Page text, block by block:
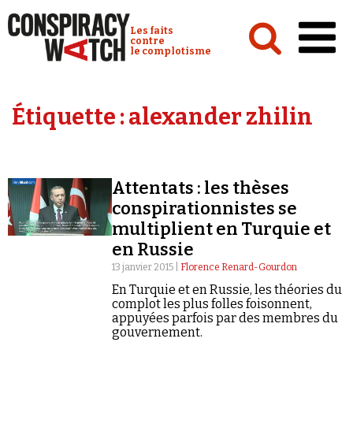
Conspiracy Watch :
Les faits
contre
le complotisme
Analyses
Vidéos
Émissions
Revues de presse
Newsletter
Étiquette :alexander zhilin
Attentats : les thèses
conspirationnistes se
multiplient en Turquie et
en Russie
13 janvier 2015 | Florence Renard-Gourdon
En Turquie et en Russie, les théories du
complot les plus folles foisonnent,
appuyées parfois par des membres du
gouvernement.